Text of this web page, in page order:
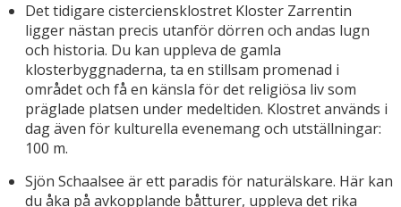
Det tidigare cisterciensklostret Kloster Zarrentin
ligger nästan precis utanför dörren och andas lugn
och historia. Du kan uppleva de gamla
klosterbyggnaderna, ta en stillsam promenad i
området och få en känsla för det religiösa liv som
präglade platsen under medeltiden. Klostret används i
dag även för kulturella evenemang och utställningar:
100 m.
Sjön Schaalsee är ett paradis för naturälskare. Här kan
du åka på avkopplande båtturer, uppleva det rika